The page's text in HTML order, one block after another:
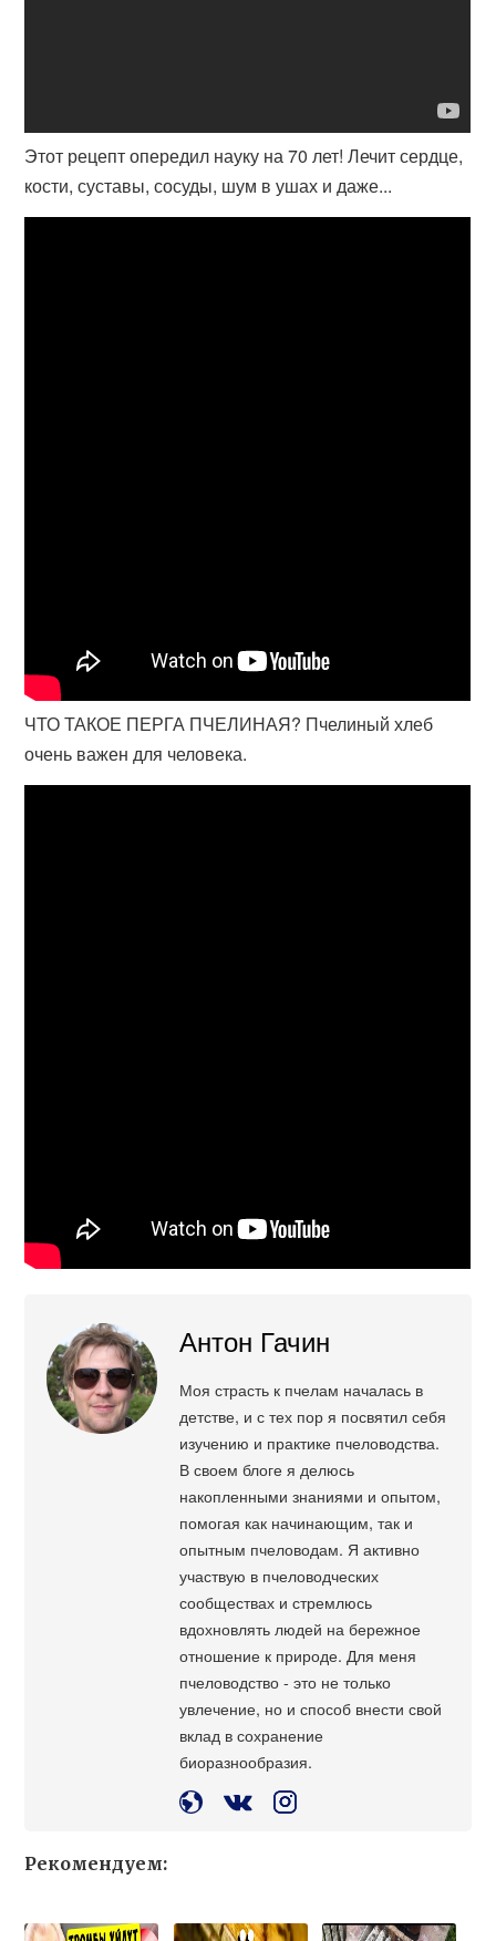
Этот рецепт опередил науку на 70 лет! Лечит сердце,
кости, суставы, сосуды, шум в ушах и даже...
ЧТО ТАКОЕ ПЕРГА ПЧЕЛИНАЯ? Пчелиный хлеб
очень важен для человека.
Антон Гачин
Моя страсть к пчелам началась в
детстве, и с тех пор я посвятил себя
изучению и практике пчеловодства.
В своем блоге я делюсь
накопленными знаниями и опытом,
помогая как начинающим, так и
опытным пчеловодам. Я активно
участвую в пчеловодческих
сообществах и стремлюсь
вдохновлять людей на бережное
отношение к природе. Для меня
пчеловодство - это не только
увлечение, но и способ внести свой
вклад в сохранение
биоразнообразия.
Рекомендуем: